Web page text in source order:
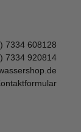
7334 608128
7334 920814